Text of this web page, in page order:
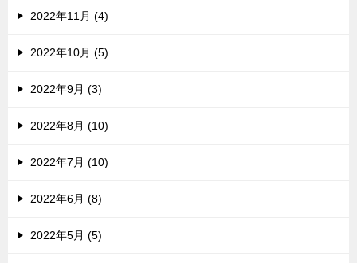
2022年11月 (4)
2022年10月 (5)
2022年9月 (3)
2022年8月 (10)
2022年7月 (10)
2022年6月 (8)
2022年5月 (5)